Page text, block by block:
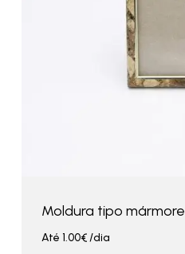
Moldura tipo mármore
Até 1.00€/dia